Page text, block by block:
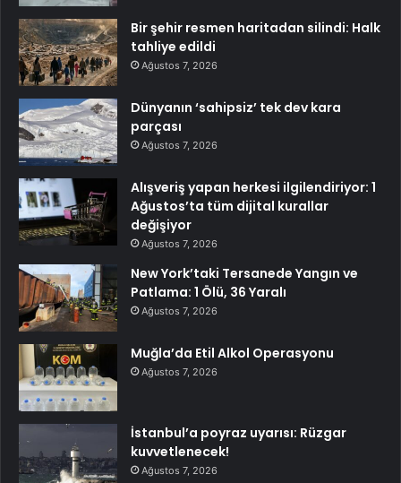
Bir şehir resmen haritadan silindi: Halk
tahliye edildi
Ağustos 7, 2026
Dünyanın ‘sahipsiz’ tek dev kara
parçası
Ağustos 7, 2026
Alışveriş yapan herkesi ilgilendiriyor: 1
Ağustos’ta tüm dijital kurallar
değişiyor
Ağustos 7, 2026
New York’taki Tersanede Yangın ve
Patlama: 1 Ölü, 36 Yaralı
Ağustos 7, 2026
Muğla’da Etil Alkol Operasyonu
Ağustos 7, 2026
İstanbul’a poyraz uyarısı: Rüzgar
kuvvetlenecek!
Ağustos 7, 2026